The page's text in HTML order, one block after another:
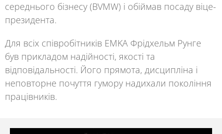
середнього бізнесу (BVMW) і обіймав посаду віце-
президента.
Для всіх співробітників EMKA Фрідхельм Рунге
був прикладом надійності, якості та
відповідальності. Його прямота, дисципліна і
неповторне почуття гумору надихали покоління
працівників.